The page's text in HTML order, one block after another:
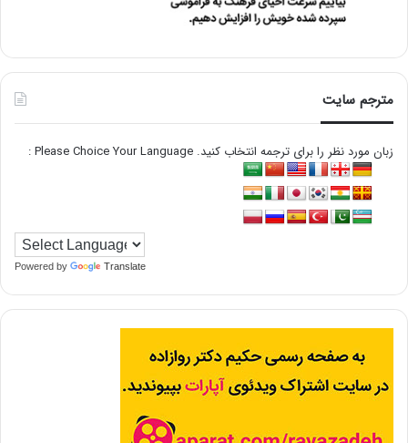
مترجم سایت
زبان مورد نظر را برای ترجمه انتخاب کنید. Please Choice Your Language :
Powered by Translate